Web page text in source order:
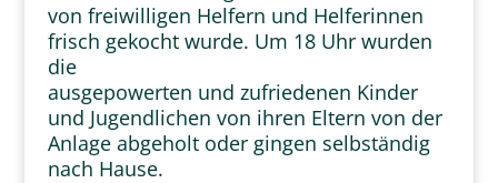
von freiwilligen Helfern und Helferinnen
frisch gekocht wurde. Um 18 Uhr wurden
die
ausgepowerten und zufriedenen Kinder
und Jugendlichen von ihren Eltern von der
Anlage abgeholt oder gingen selbständig
nach Hause.